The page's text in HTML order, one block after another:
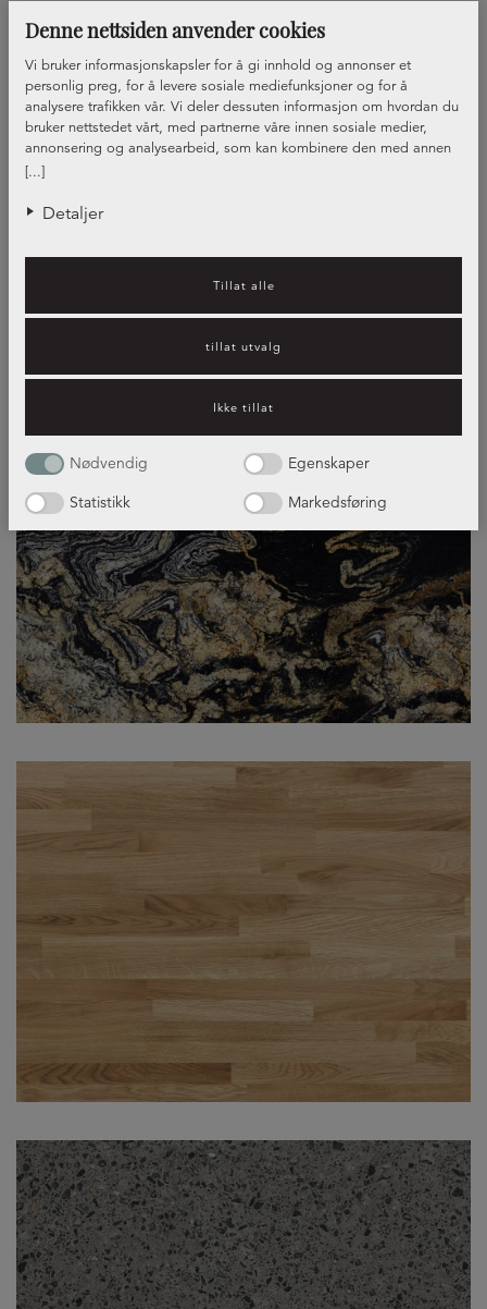
Denne nettsiden anvender cookies
[...]
Vi bruker informasjonskapsler for å gi innhold og annonser et
personlig preg, for å levere sosiale mediefunksjoner og for å
analysere trafikken vår. Vi deler dessuten informasjon om hvordan du
bruker nettstedet vårt, med partnerne våre innen sosiale medier,
annonsering og analysearbeid, som kan kombinere den med annen
informasjon du har gjort tilgjengelig for dem, eller som de har samlet
Detaljer
Tillat alle
tillat utvalg
Ikke tillat
Nødvendig
Egenskaper
Statistikk
Markedsføring
FLEX